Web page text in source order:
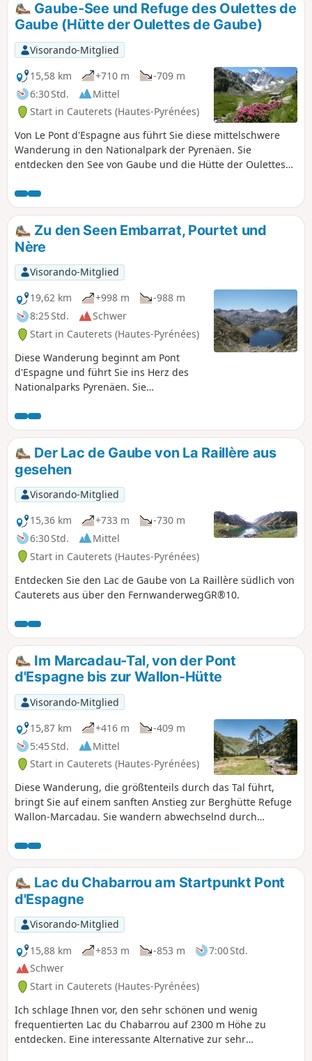
Gaube-See und Refuge des Oulettes de
Gaube (Hütte der Oulettes de Gaube)
Visorando-Mitglied
15,58 km
+710 m
-709 m
6:30 Std.
Mittel
Start in Cauterets (Hautes-Pyrénées)
Von Le Pont d'Espagne aus führt Sie diese mittelschwere
Wanderung in den Nationalpark der Pyrenäen. Sie
entdecken den See von Gaube und die Hütte der Oulettes
hohen Gipfel der Pyrenäen, bewundern können. Mit etwas
Glück können Sie Murmeltiere sehen.
Zu den Seen Embarrat, Pourtet und
Nère
Visorando-Mitglied
19,62 km
+998 m
-988 m
8:25 Std.
Schwer
Start in Cauterets (Hautes-Pyrénées)
Diese Wanderung beginnt am Pont
d'Espagne und führt Sie ins Herz des
Nationalparks Pyrenäen. Sie
erreichen die Seen Embarrat, Pourtet
und Nère auf über 2400 m Höhe.
Der Lac de Gaube von La Raillère aus
gesehen
Visorando-Mitglied
15,36 km
+733 m
-730 m
6:30 Std.
Mittel
Start in Cauterets (Hautes-Pyrénées)
Entdecken Sie den Lac de Gaube von La Raillère südlich von
Cauterets aus über den FernwanderwegGR®10.
Im Marcadau-Tal, von der Pont
d'Espagne bis zur Wallon-Hütte
Visorando-Mitglied
15,87 km
+416 m
-409 m
5:45 Std.
Mittel
Start in Cauterets (Hautes-Pyrénées)
Diese Wanderung, die größtenteils durch das Tal führt,
bringt Sie auf einem sanften Anstieg zur Berghütte Refuge
Wallon-Marcadau. Sie wandern abwechselnd durch
Landschaft felsiger wird. Die schöne Vielfalt der
Landschaften und der relativ einfache Zugang machen
diese Wanderung ab Pont d'Espagne zu einem
wunderschönen Ausflug.
Lac du Chabarrou am Startpunkt Pont
d'Espagne
Visorando-Mitglied
15,88 km
+853 m -853 m
7:00 Std.
Schwer
Start in Cauterets (Hautes-Pyrénées)
Ich schlage Ihnen vor, den sehr schönen und wenig
frequentierten Lac du Chabarrou auf 2300 m Höhe zu
entdecken. Eine interessante Alternative zur sehr